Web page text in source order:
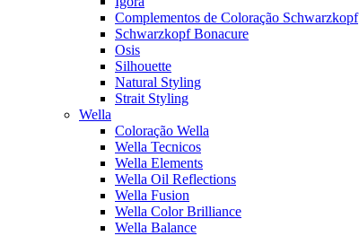
Complementos de Coloração Schwarzkopf
Schwarzkopf Bonacure
Osis
Silhouette
Natural Styling
Strait Styling
Wella
Coloração Wella
Wella Tecnicos
Wella Elements
Wella Oil Reflections
Wella Fusion
Wella Color Brilliance
Wella Balance